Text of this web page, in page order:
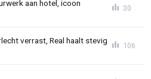
aan hotel, icoon
30
verrast, Real haalt stevig
106